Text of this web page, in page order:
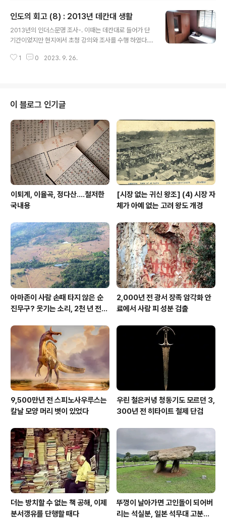
분만 순간의 긴장의 고조, 출산 후의 감격-. 기사의 내용 모
두 공감하지 않을 수 없다. 다둥이 케이스만 1만 케이스라
니. 정말 큰 일을 하셨다고 이야기 해야겠다. 병원에서 병동
곳이니 분위기가 밝을 수 밖에 없다. 인류의 분만이 항상 긴
인도의 회고 (8) : 2013년 데칸대 생활
2013년의 인더스문명 조사-. 이때는 데칸대로 들어가 단
기간이었지만 현지에서 초청 강의와 조사를 수행 하였다.
1 0 2023. 9. 26.
이 블로그 인기글
이퇴계, 이율곡, 정다산....철저한
국내용
[시장 없는 귀신 왕조] (4) 시장 자
체가 아예 없는 고려 왕도 개경
아마존이 사람 손때 타지 않은 순
진무구? 웃기는 소리, 2천 년 전에
2,000년 전 광서 장족 암각화 안
료에서 사람 피 성분 검출
9,500만년 전 스피노사우루스는
칼날 모양 머리 볏이 있었다
우린 철은커녕 청동기도 모르던 3,
300년 전 히타이트 철제 단검
더는 방치할 수 없는 책 공해, 이제
분서갱유를 단행할 때다
뚜껑이 날아가면 고인돌이 되어버
리는 석실분, 일본 석무대 고분의